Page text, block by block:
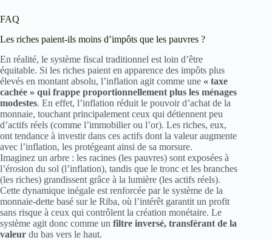
FAQ
Les riches paient-ils moins d’impôts que les pauvres ?
En réalité, le système fiscal traditionnel est loin d’être
équitable. Si les riches paient en apparence des impôts plus
élevés en montant absolu, l’inflation agit comme une « taxe
cachée » qui frappe proportionnellement plus les ménages
modestes. En effet, l’inflation réduit le pouvoir d’achat de la
monnaie, touchant principalement ceux qui détiennent peu
d’actifs réels (comme l’immobilier ou l’or). Les riches, eux,
ont tendance à investir dans ces actifs dont la valeur augmente
avec l’inflation, les protégeant ainsi de sa morsure.
Imaginez un arbre : les racines (les pauvres) sont exposées à
l’érosion du sol (l’inflation), tandis que le tronc et les branches
(les riches) grandissent grâce à la lumière (les actifs réels).
Cette dynamique inégale est renforcée par le système de la
monnaie-dette basé sur le Riba, où l’intérêt garantit un profit
sans risque à ceux qui contrôlent la création monétaire. Le
système agit donc comme un filtre inversé, transférant de la
valeur du bas vers le haut.